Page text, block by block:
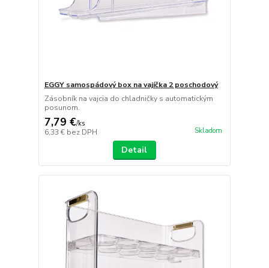
EGGY samospádový box na vajíčka 2 poschodový
Zásobník na vajcia do chladničky s automatickým
posunom.
7,79 €/ks
6,33 € bez DPH Skladom
Detail